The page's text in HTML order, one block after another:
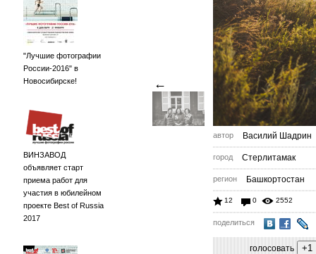
"Лучшие фотографии
России-2016" в
Новосибирске!
ВИНЗАВОД
объявляет старт
приема работ для
участия в юбилейном
проекте Best of Russia
2017
←
автор Василий Шадрин
город Стерлитамак
регион Башкортостан
12 0 2552
поделиться
голосовать